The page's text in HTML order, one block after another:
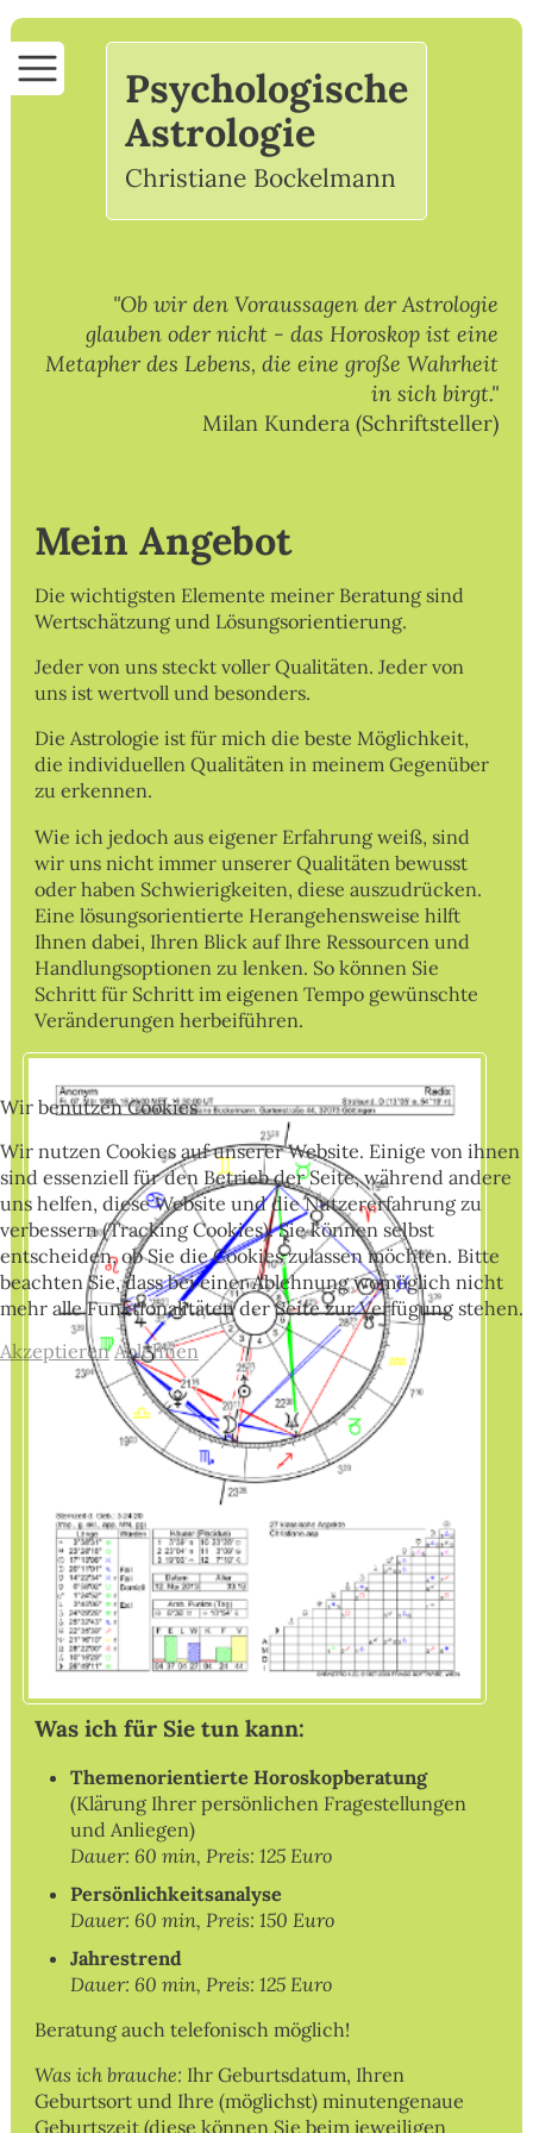
Psychologische
Astrologie
Christiane Bockelmann
"Ob wir den Voraussagen der Astrologie
glauben oder nicht - das Horoskop ist eine
Metapher des Lebens, die eine große Wahrheit
in sich birgt."
Milan Kundera (Schriftsteller)
Startseite
Astrologie
Psychologische Astrologie
Mein Angebot
Mein Selbstverständnis
Ihre Meinung
Kontakt
Die 12 Tierkreiszeichen
Der Mond
Kostenloser Service
PDF-Downloads
Mein Angebot
Die wichtigsten Elemente meiner Beratung sind
Wertschätzung und Lösungsorientierung.
Jeder von uns steckt voller Qualitäten. Jeder von
uns ist wertvoll und besonders.
Die Astrologie ist für mich die beste Möglichkeit,
die individuellen Qualitäten in meinem Gegenüber
zu erkennen.
Wie ich jedoch aus eigener Erfahrung weiß, sind
wir uns nicht immer unserer Qualitäten bewusst
oder haben Schwierigkeiten, diese auszudrücken.
Eine lösungsorientierte Herangehensweise hilft
Ihnen dabei, Ihren Blick auf Ihre Ressourcen und
Handlungsoptionen zu lenken. So können Sie
Schritt für Schritt im eigenen Tempo gewünschte
Veränderungen herbeiführen.
Was ich für Sie tun kann:
Themenorientierte Horoskopberatung
(Klärung Ihrer persönlichen Fragestellungen
und Anliegen)
Dauer: 60 min, Preis: 125 Euro
Persönlichkeitsanalyse
Dauer: 60 min, Preis: 150 Euro
Jahrestrend
Dauer: 60 min, Preis: 125 Euro
Beratung auch telefonisch möglich!
Was ich brauche: Ihr Geburtsdatum, Ihren
Geburtsort und Ihre (möglichst) minutengenaue
Geburtszeit (diese können Sie beim jeweiligen
Wir benutzen Cookies
Wir nutzen Cookies auf unserer Website. Einige von ihnen
sind essenziell für den Betrieb der Seite, während andere
uns helfen, diese Website und die Nutzererfahrung zu
verbessern (Tracking Cookies). Sie können selbst
entscheiden, ob Sie die Cookies zulassen möchten. Bitte
beachten Sie, dass bei einer Ablehnung womöglich nicht
mehr alle Funktionalitäten der Seite zur Verfügung stehen.
Akzeptieren Ablehnen